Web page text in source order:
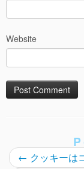
Website
← クッキーは